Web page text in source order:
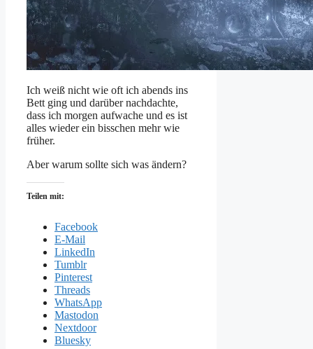
Ich weiß nicht wie oft ich abends ins
Bett ging und darüber nachdachte,
dass ich morgen aufwache und es ist
alles wieder ein bisschen mehr wie
früher.
Aber warum sollte sich was ändern?
Teilen mit:
Facebook
E-Mail
LinkedIn
Tumblr
Pinterest
Threads
WhatsApp
Mastodon
Nextdoor
Bluesky